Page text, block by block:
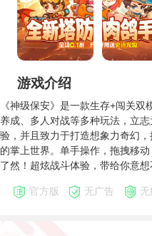
游戏介绍
《神级保安》是一款生存+闯关双
养成、多人对战等多种玩法，立
验，并且致力于打造想象力奇幻
的掌上世界。单手操作，拖拽移
了然！超炫战斗体验，带给你意想
官方版 无广告 无